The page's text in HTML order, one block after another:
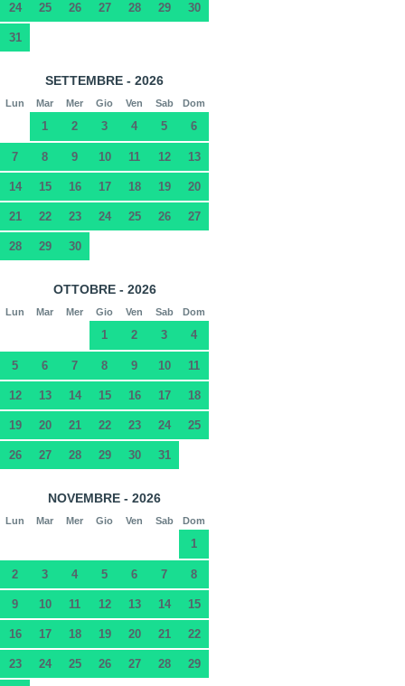
24 25 26 27 28 29 30
31
SETTEMBRE - 2026
Lun Mar Mer Gio Ven Sab Dom
1 2 3 4 5 6
7 8 9 10 11 12 13
14 15 16 17 18 19 20
21 22 23 24 25 26 27
28 29 30
OTTOBRE - 2026
Lun Mar Mer Gio Ven Sab Dom
1 2 3 4
5 6 7 8 9 10 11
12 13 14 15 16 17 18
19 20 21 22 23 24 25
26 27 28 29 30 31
NOVEMBRE - 2026
Lun Mar Mer Gio Ven Sab Dom
1
2 3 4 5 6 7 8
9 10 11 12 13 14 15
16 17 18 19 20 21 22
23 24 25 26 27 28 29